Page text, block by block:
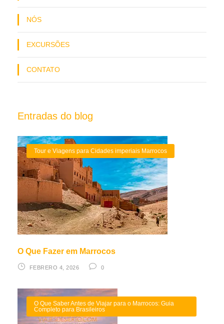
NÓS
EXCURSÕES
CONTATO
Entradas do blog
Tour e Viagens para Cidades imperiais Marrocos
O Que Fazer em Marrocos
FEBRERO 4, 2026 0
O Que Saber Antes de Viajar para o Marrocos: Guia
Completo para Brasileiros